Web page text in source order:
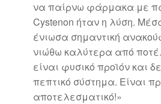
να παίρνω φάρμακα με
Cystenon ήταν η λύση.
ένιωσα σημαντική
νιώθω καλύτερα από
είναι φυσικό προϊόν και
πεπτικό σύστημα. Είναι
αποτελεσματικό!»